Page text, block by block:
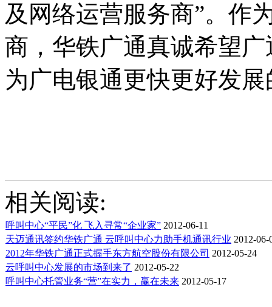
及网络运营服务商”。作
商，华铁广通真诚希望
为广电银通更快更好发
相关阅读:
呼叫中心“平民”化 飞入寻常“企业家” 2012-06-11
天迈通讯签约华铁广通 云呼叫中心力助手机通讯行业 2012-06-
2012年华铁广通正式握手东方航空股份有限公司 2012-05-24
云呼叫中心发展的市场到来了 2012-05-22
呼叫中心托管业务“营”在实力，赢在未来 2012-05-17